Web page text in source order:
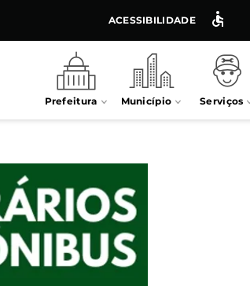
ACESSIBILIDADE
Prefeitura Município Serviços